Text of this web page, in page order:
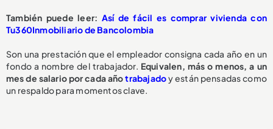
También puede leer: Así de fácil es comprar vivienda con
Tu360Inmobiliario de Bancolombia
Son una prestación que el empleador consigna cada año en un
fondo a nombre del trabajador. Equivalen, más o menos, a un
mes de salario por cada añotrabajadoy están pensadas como
un respaldo para momentos clave.